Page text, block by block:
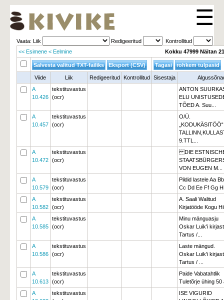
☰
Vaata: Liik Redigeeritud
Kontrollitud
<< Esimene < Eelmine Kokku 47999 Näitan
Viide Liik Redigeeritud Kontrollitud Sisestaja
A
10.426
tekstituvastus
(ocr)
ANTON
ELU
TÕED A. Suu...
A
10.457
tekstituvastus
(ocr)
O/Ü.
9.TTL...
A
10.472
tekstituvastus
(ocr)
DIE
VON EUGEN M...
A
10.579
tekstituvastus
(ocr)
Pildid lastele Aa Bb
Cc Dd Ee Ff Gg
A
10.582
tekstituvastus
(ocr)
A. Saali Walitud
Kirjatööde Kogu
A
10.585
tekstituvastus
(ocr)
Minu mänguasju
Oskar Luik'i
Tartus /...
A
10.586
tekstituvastus
(ocr)
Laste mängud.
Oskar Luik'i
Tartus / ...
A
10.613
tekstituvastus
(ocr)
Paide Vabatahtlik
Tuletõrje ühing 50
A
tekstituvastus
ISE VIGURID